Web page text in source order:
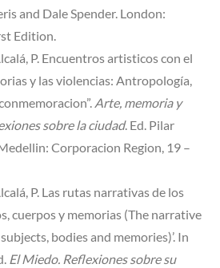
and Dale Spender. London:
Edition.
P. Encuentros artisticos con el
y las violencias: Antropología,
Arte, memoria y
sobre la ciudad. Ed. Pilar
Corporacion Region, 19 –
P. Las rutas narrativas de los
cuerpos y memorias (The narrative
bodies and memories)’. In
El Miedo. Reflexiones sobre su